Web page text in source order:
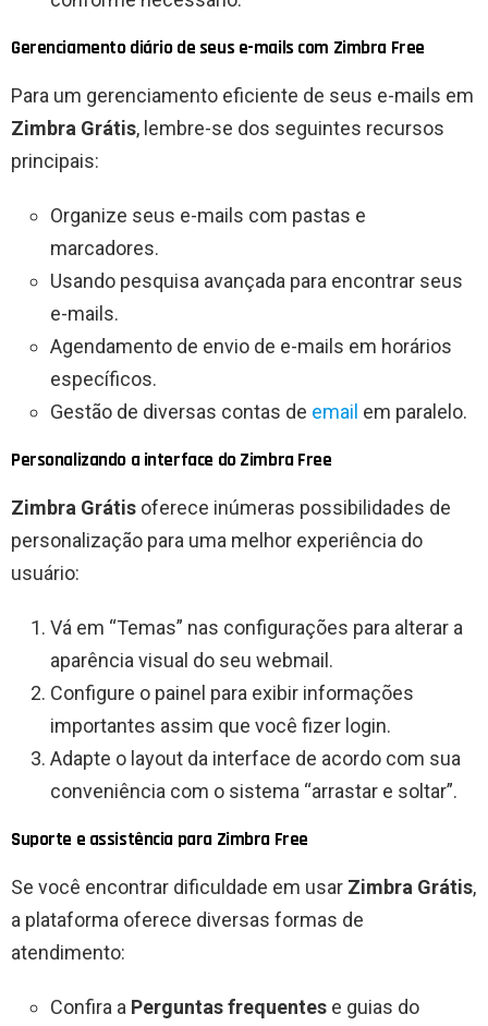
Gerenciamento diário de seus e-mails com Zimbra Free
Para um gerenciamento eficiente de seus e-mails em
Zimbra Grátis, lembre-se dos seguintes recursos
principais:
Organize seus e-mails com pastas e
marcadores.
Usando pesquisa avançada para encontrar seus
e-mails.
Agendamento de envio de e-mails em horários
específicos.
Gestão de diversas contas de email em paralelo.
Personalizando a interface do Zimbra Free
Zimbra Grátis oferece inúmeras possibilidades de
personalização para uma melhor experiência do
usuário:
Vá em “Temas” nas configurações para alterar a
aparência visual do seu webmail.
Configure o painel para exibir informações
importantes assim que você fizer login.
Adapte o layout da interface de acordo com sua
conveniência com o sistema “arrastar e soltar”.
Suporte e assistência para Zimbra Free
Se você encontrar dificuldade em usar Zimbra Grátis,
a plataforma oferece diversas formas de
atendimento:
Confira a Perguntas frequentes e guias do